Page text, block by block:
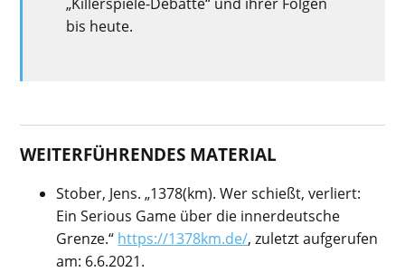
bis heute.
WEITERFÜHRENDES MATERIAL
Stober, Jens. „1378(km). Wer schießt, verliert:
Ein Serious Game über die innerdeutsche
Grenze.“ https://1378km.de/, zuletzt aufgerufen
am: 6.6.2021.